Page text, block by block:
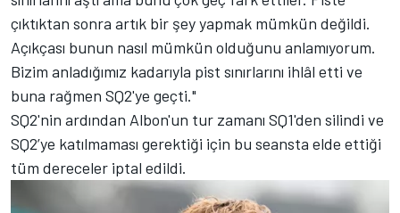
çıktıktan sonra artık bir şey yapmak mümkün değildi.
Açıkçası bunun nasıl mümkün olduğunu anlamıyorum.
Bizim anladığımız kadarıyla pist sınırlarını ihlâl etti ve
buna rağmen SQ2'ye geçti."
SQ2'nin ardından Albon'un tur zamanı SQ1'den silindi ve
SQ2’ye katılmaması gerektiği için bu seansta elde ettiği
tüm dereceler iptal edildi.